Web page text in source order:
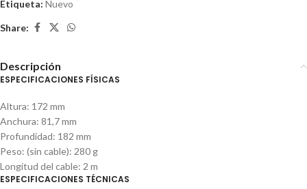
Etiqueta: Nuevo
Share:
Descripción
ESPECIFICACIONES FÍSICAS
Altura: 172 mm
Anchura: 81,7 mm
Profundidad: 182 mm
Peso: (sin cable): 280 g
Longitud del cable: 2 m
ESPECIFICACIONES TÉCNICAS